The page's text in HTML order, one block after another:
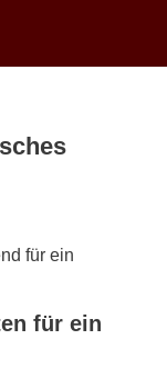
für ein